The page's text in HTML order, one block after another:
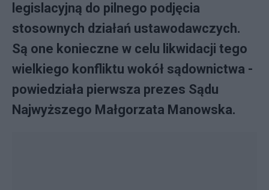
legislacyjną do pilnego podjęcia
stosownych działań ustawodawczych.
Są one konieczne w celu likwidacji tego
wielkiego konfliktu wokół sądownictwa -
powiedziała pierwsza prezes Sądu
Najwyższego Małgorzata Manowska.